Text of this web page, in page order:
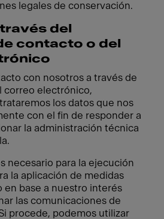
legales de conservación.
del
contacto o del
con nosotros a través de
correo electrónico,
los datos que nos
con el fin de responder a
la administración técnica
necesario para la ejecución
la aplicación de medidas
en base a nuestro interés
las comunicaciones de
procede, podemos utilizar